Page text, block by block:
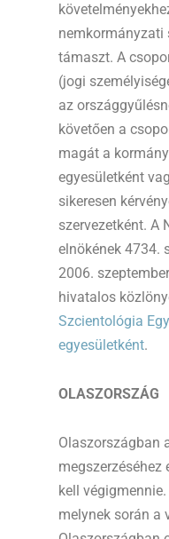
nemkormányzati
támaszt. A
(jogi
az
követően a
magát a
egyesületként
sikeresen
szervezetként. A
elnökének 4734.
2006.
hivatalos
Szcientológia
egyesületként.
OLASZORSZÁG
Olaszországban
megszerzéséhez
kell
melynek során a